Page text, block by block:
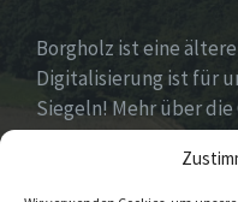
Borgholz ist eine
Digitalisierung ist für
Siegeln! Mehr über
gibt es unter
https://www.digitale-